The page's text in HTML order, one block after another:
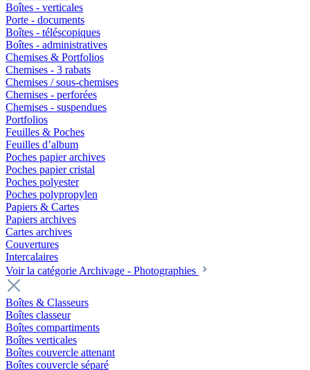
Boîtes - verticales
Porte - documents
Boîtes - téléscopiques
Boîtes - administratives
Chemises & Portfolios
Chemises - 3 rabats
Chemises / sous-chemises
Chemises - perforées
Chemises - suspendues
Portfolios
Feuilles & Poches
Feuilles d’album
Poches papier archives
Poches papier cristal
Poches polyester
Poches polypropylen
Papiers & Cartes
Papiers archives
Cartes archives
Couvertures
Intercalaires
Voir la catégorie Archivage - Photographies
Boîtes & Classeurs
Boîtes classeur
Boîtes compartiments
Boîtes verticales
Boîtes couvercle attenant
Boîtes couvercle séparé